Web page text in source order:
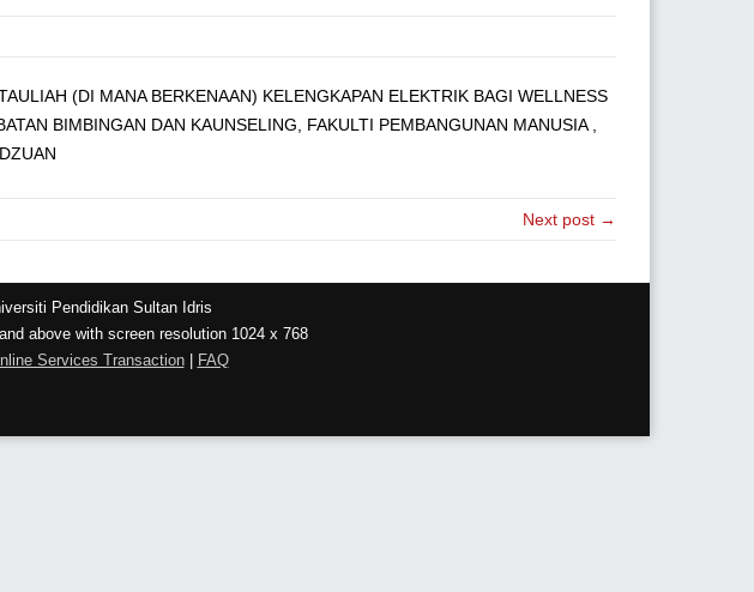
(DI MANA BERKENAAN) KELENGKAPAN ELEKTRIK BAGI WELLNESS
BIMBINGAN DAN KAUNSELING, FAKULTI PEMBANGUNAN MANUSIA ,
Next post →
Pendidikan Sultan Idris
above with screen resolution 1024 x 768
Services Transaction| FAQ